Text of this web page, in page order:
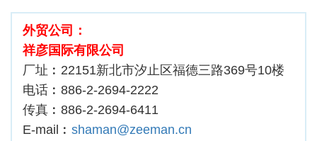
外贸公司：
祥彦国际有限公司
厂址︰22151新北市汐止区福德三路369号10楼
电话︰886-2-2694-2222
传真︰886-2-2694-6411
E-mail︰ shaman@zeeman.cn